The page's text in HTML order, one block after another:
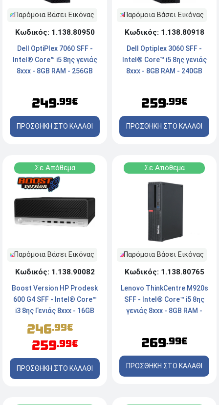
Παρόμοια Βάσει Εικόνας
Κωδικός: 1.138.80950
Dell OptiPlex 7060 SFF -
Intel® Core™ i5 8ης γενιάς
8xxx - 8GB RAM - 256GB
Windows 11 Pro
249.99€
ΠΡΟΣΘΗΚΗ ΣΤΟ ΚΑΛΑΘΙ
Παρόμοια Βάσει Εικόνας
Κωδικός: 1.138.80918
Dell Optiplex 3060 SFF -
Intel® Core™ i5 8ης γενιάς
8xxx - 8GB RAM - 240GB
259.99€
ΠΡΟΣΘΗΚΗ ΣΤΟ ΚΑΛΑΘΙ
Σε Απόθεμα
Παρόμοια Βάσει Εικόνας
Κωδικός: 1.138.90082
Boost Version HP Prodesk
600 G4 SFF - Intel® Core™
i3 8ης Γενιάς 8xxx - 16GB
DisplayPort, VGA, Type-C -
DVD - Windows 11 Pro
246.99€
259.99€
ΠΡΟΣΘΗΚΗ ΣΤΟ ΚΑΛΑΘΙ
Σε Απόθεμα
Παρόμοια Βάσει Εικόνας
Κωδικός: 1.138.80765
Lenovo ThinkCentre M920s
SFF - Intel® Core™ i5 8ης
γενιάς 8xxx - 8GB RAM -
269.99€
ΠΡΟΣΘΗΚΗ ΣΤΟ ΚΑΛΑΘΙ